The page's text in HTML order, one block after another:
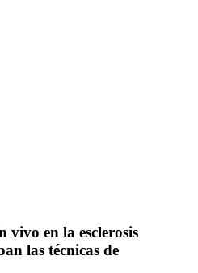
vivo en la esclerosis
las técnicas de